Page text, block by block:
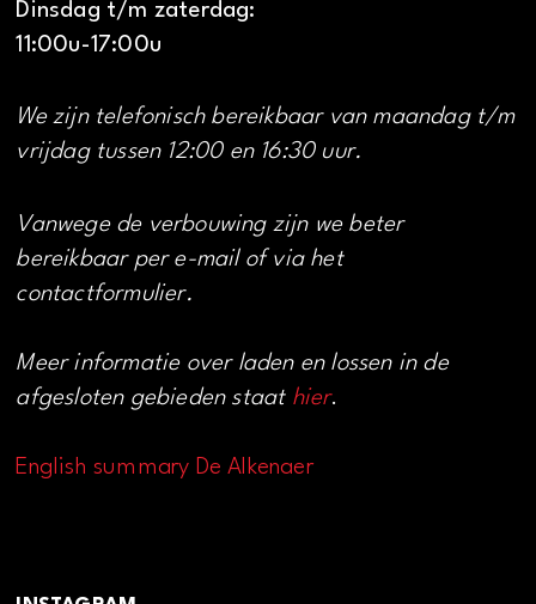
Dinsdag t/m zaterdag:
11:00u-17:00u
We zijn telefonisch bereikbaar van maandag t/m
vrijdag tussen 12:00 en 16:30 uur.
Vanwege de verbouwing zijn we beter
bereikbaar per e-mail of via het
contactformulier.
Meer informatie over laden en lossen in de
afgesloten gebieden staat hier.
English summary De Alkenaer